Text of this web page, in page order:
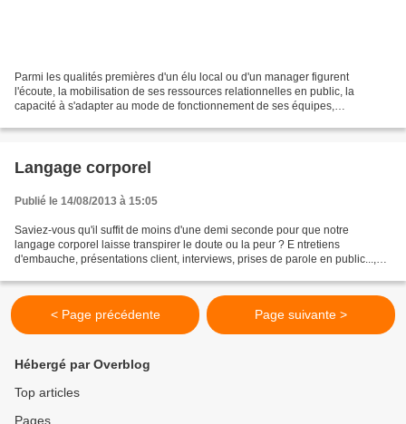
Parmi les qualités premières d'un élu local ou d'un manager figurent
l'écoute, la mobilisation de ses ressources relationnelles en public, la
capacité à s'adapter au mode de fonctionnement de ses équipes,
Langage corporel
Publié le 14/08/2013 à 15:05
Saviez-vous qu'il suffit de moins d'une demi seconde pour que notre
langage corporel laisse transpirer le doute ou la peur ? E ntretiens
d'embauche, présentations client, interviews, prises de parole en public...,
< Page précédente Page suivante >
Hébergé par Overblog
Top articles
Pages